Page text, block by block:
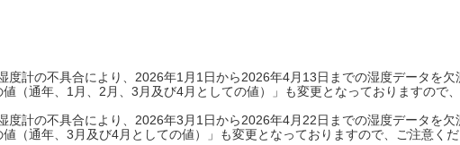
度計の不具合により、2026年1月1日から2026年4月13日までの湿度データを欠
（通年、1月、2月、3月及び4月としての値）」も変更となっておりますので、
度計の不具合により、2026年3月1日から2026年4月22日までの湿度データを欠
（通年、3月及び4月としての値）」も変更となっておりますので、ご注意く